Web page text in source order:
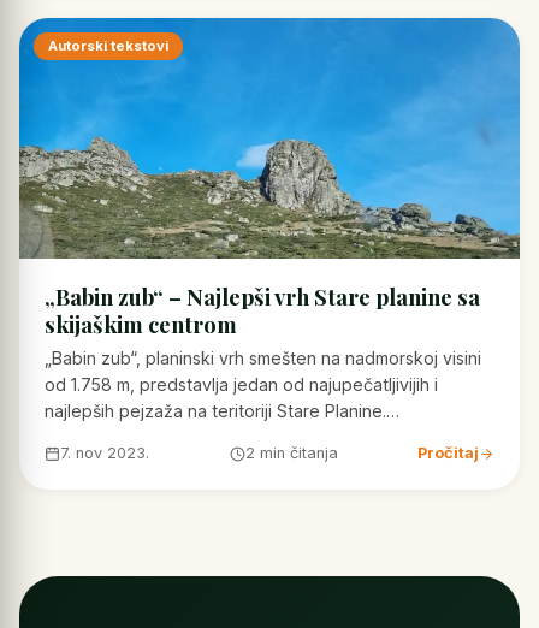
Autorski tekstovi
„Babin zub“ – Najlepši vrh Stare planine sa
skijaškim centrom
„Babin zub“, planinski vrh smešten na nadmorskoj visini
od 1.758 m, predstavlja jedan od najupečatljivijih i
najlepših pejzaža na teritoriji Stare Planine.…
7. nov 2023. 2 min čitanja Pročitaj